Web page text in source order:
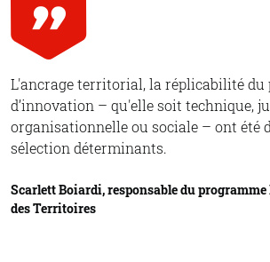
L'ancrage territorial, la réplicabilité du
d’innovation – qu'elle soit technique,
organisationnelle ou sociale – ont été
sélection déterminants.
Scarlett Boiardi, responsable du programme
des Territoires